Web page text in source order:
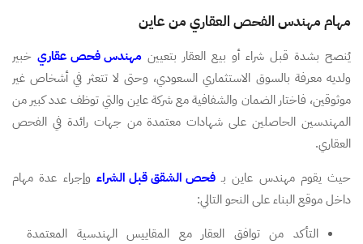
مهام مهندس الفحص العقاري من عاين
يُنصح بشدة قبل شراء أو بيع العقار بتعيين مهندس فحص عقاري خبير
ولديه معرفة بالسوق الاستثماري السعودي، وحتى لا تتعثر في أشخاص غير
موثوقين، فاختار الضمان والشفافية مع شركة عاين والتي توظف عدد كبير من
المهندسين الحاصلين على شهادات معتمدة من جهات رائدة في الفحص
العقاري.
حيث يقوم مهندس عاين بـفحص الشقق قبل الشراء وإجراء عدة مهام
داخل موقع البناء على النحو التالي:
التأكد من توافق العقار مع المقاييس الهندسية المعتمدة